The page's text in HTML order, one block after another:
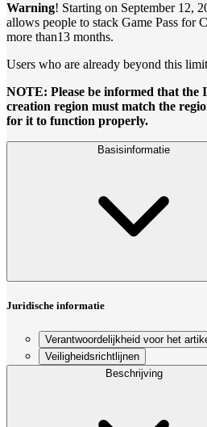
Warning! Starting on September 12,
allows people to stack Game Pass for
more than13 months.
Users who are already beyond this
NOTE: Please be informed that the
creation region must match the
for it to function properly.
Basisinformatie
Juridische informatie
Verantwoordelijkheid voor het
Veiligheidsrichtlijnen
Beschrijving